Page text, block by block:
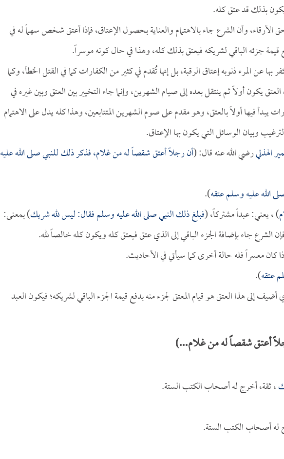
بذلك قد عتق كله.
الأرقاء، وأن الشرع جاء بالاهتمام والعناية بحصول الإعتاق، فإذا أعتق شخص سهماً له في
جزئه الباقي لشريكه فيعتق بذلك كله، وهذا في حال كونه موسراً.
عن المرء ذنوبه إعتاق الرقبة، بل إنها تُقدم في كثير من الكفارات كما في القتل الخطأ، وكما
يكون أولاً ثم ينتقل بعده إلى صيام الشهرين، وإنما جاء التخيير بين العتق وبين غيره في
يبدأ فيها أولاً بالعتق، وهو مقدم على صوم الشهرين المتتابعين، وهذا كله يدل على الاهتمام
وبيان الوسائل التي يكون بها الإعتاق.
الهذليرضي الله عنه قال: (أن رجلاً أعتق شقصاً له من غلام، فذكر ذلك للنبي صلى الله عليه
الله عليه وسلم عتقه).
) ، يعني: عبداً مشتركاً، (فبلغ ذلك النبي صلى الله عليه وسلم فقال: ليس لله شريك) بمعنى:
الشرع جاء بإضافة الجزء الباقي إلى الذي عتق فيعتق كله ويكون كله خالصاً لله.
كان معسراً فله حالة أخرى كما سيأتي في الأحاديث.
عتقه).
إلى هذا العتق هو قيام المعتق لجزء منه بدفع قيمة الجزء الباقي لشريكه؛ فيكون العبد
أعتق شقصاً له من غلام...)
، ثقة، أخرج له أصحاب الكتب الستة.
له أصحاب الكتب الستة.